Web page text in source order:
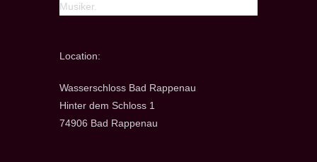
Musiker.
Location:
Wasserschloss Bad Rappenau
Hinter dem Schloss 1
74906 Bad Rappenau